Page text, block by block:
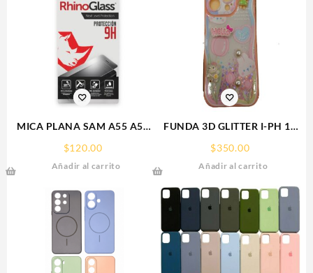
MICA PLANA SAM A55 A56
$120.00
Añadir al carrito
FUNDA 3D GLITTER I-PH 15
FUNCASE
$350.00
Añadir al carrito